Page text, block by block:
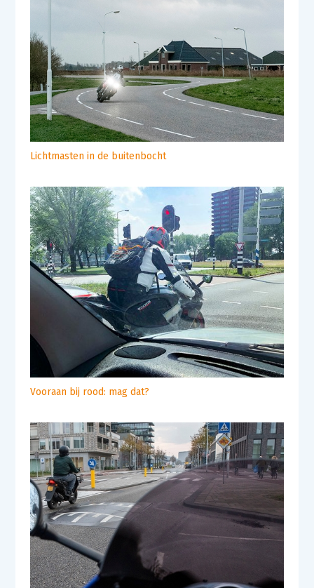
Lichtmasten in de buitenbocht
Vooraan bij rood: mag dat?